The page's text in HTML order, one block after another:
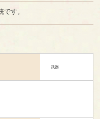
す。
武器